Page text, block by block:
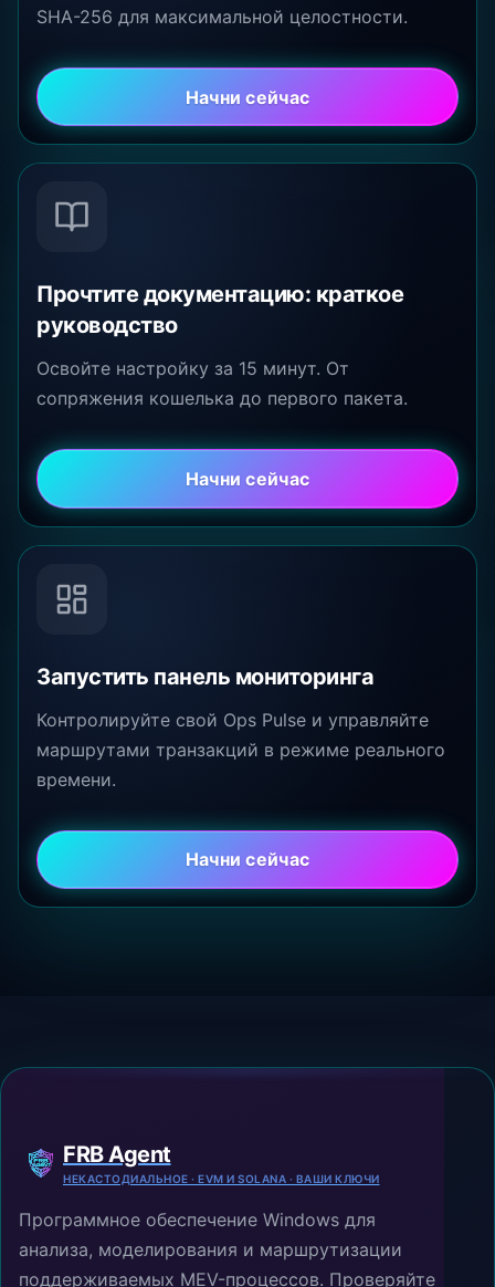
SHA-256 для максимальной целостности.
Начни сейчас
Прочтите документацию: краткое
руководство
Освойте настройку за 15 минут. От
сопряжения кошелька до первого пакета.
Начни сейчас
Запустить панель мониторинга
Контролируйте свой Ops Pulse и управляйте
маршрутами транзакций в режиме реального
времени.
Начни сейчас
FRB Agent
НЕКАСТОДИАЛЬНОЕ · EVM И SOLANA · ВАШИ КЛЮЧИ
Программное обеспечение Windows для
анализа, моделирования и маршрутизации
поддерживаемых MEV-процессов. Проверяйте